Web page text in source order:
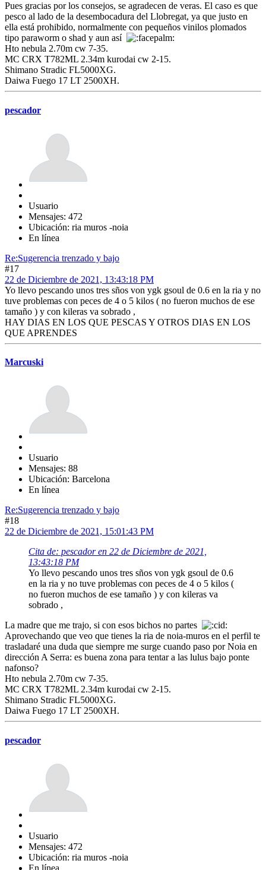
Pues gracias por los consejos, se agradecen de veras. El caso es que
pesco al lado de la desembocadura del Llobregat, ya que justo en
ella está prohibido, normalmente con pequeños vinilos plomados
tipo paraworm o shad y aun así
Hto nebula 2.70m cw 7-35.
MC CRX T782ML 2.34m kurodai cw 2-15.
Shimano Stradic FL5000XG.
Daiwa Fuego 17 LT 2500XH.
pescador
Usuario
Mensajes: 472
Ubicación: ria muros -noia
En línea
Re:Sugerencia trenzado y bajo
#17
22 de Diciembre de 2021, 13:43:18 PM
Yo llevo pescando unos tres sños von ygk gsoul de 0.6 en la ria y no
tuve problemas con peces de 4 o 5 kilos ( no fueron muchos de ese
tamaño ) y con kileras va sobrado ,
HAY DIAS EN LOS QUE PESCAS Y OTROS DIAS EN LOS
QUE APRENDES
Marcuski
Usuario
Mensajes: 88
Ubicación: Barcelona
En línea
Re:Sugerencia trenzado y bajo
#18
22 de Diciembre de 2021, 15:01:43 PM
Cita de: pescador en 22 de Diciembre de 2021,
13:43:18 PM
Yo llevo pescando unos tres sños von ygk gsoul de 0.6
en la ria y no tuve problemas con peces de 4 o 5 kilos (
no fueron muchos de ese tamaño ) y con kileras va
sobrado ,
La madre que me trajo, si con esos bichos no partes
Aprovechando que veo que tienes la ria de noia-muros en el perfil te
trasladaré una duda que siempre me surge cuando paso por Noia en
dirección A Serra: es buena zona para tentar a las lulus bajo ponte
nafonso?
Hto nebula 2.70m cw 7-35.
MC CRX T782ML 2.34m kurodai cw 2-15.
Shimano Stradic FL5000XG.
Daiwa Fuego 17 LT 2500XH.
pescador
Usuario
Mensajes: 472
Ubicación: ria muros -noia
En línea